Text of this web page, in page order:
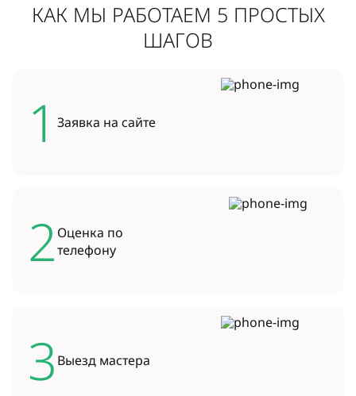
КАК МЫ РАБОТАЕМ 5 ПРОСТЫХ
ШАГОВ
1 Заявка на сайте
2 Оценка по
телефону
3 Выезд мастера